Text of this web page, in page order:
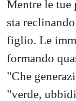
Mentre le tue
sta
figlio. Le
formando
"Che
"verde,